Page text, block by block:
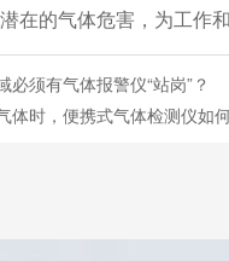
在的气体危害，为工作
必须有气体报警仪“站岗”？
体时，便携式气体检测仪如